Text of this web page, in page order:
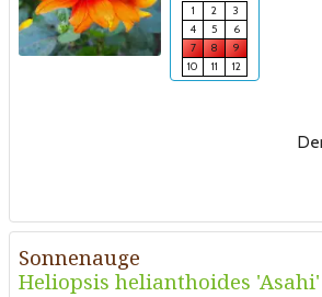
1
2
3
4
5
6
7
8
9
10
11 12
Sonnenauge
Heliopsis helianthoides 'Asahi'